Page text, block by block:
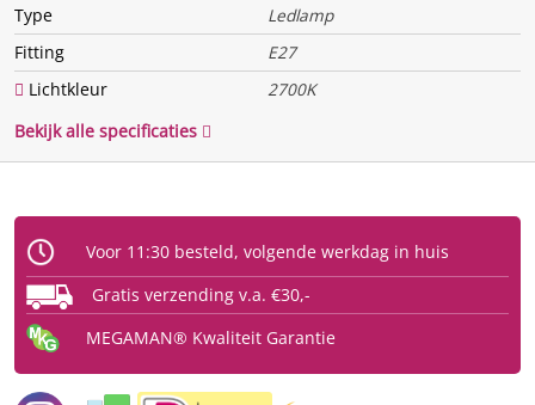
Functie
Dimbaar
Bewegingssensor
Lichtsensor
Nee
Fysiek
Type
Ledlamp
Fitting
E27
Type glas
Vorm
bol
Type
Ledlamp
Fitting
E27
Lichtkleur
2700K
Bekijk alle specificaties
Voor 11:30 besteld, volgende werkdag in huis
Gratis verzending v.a. €30,-
MEGAMAN® Kwaliteit Garantie